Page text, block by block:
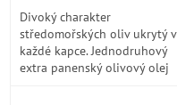
Divoký charakter
středomořských oliv ukrytý v
každé kapce. Jednodruhový
extra panenský olivový olej